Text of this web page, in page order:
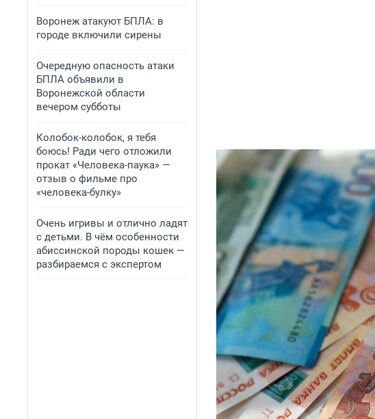
Воронеж атакуют БПЛА: в
городе включили сирены
Очередную опасность атаки
БПЛА объявили в
Воронежской области
вечером субботы
Колобок-колобок, я тебя
боюсь! Ради чего отложили
прокат «Человека-паука» —
отзыв о фильме про
«человека-булку»
Очень игривы и отлично ладят
с детьми. В чём особенности
абиссинской породы кошек —
разбираемся с экспертом